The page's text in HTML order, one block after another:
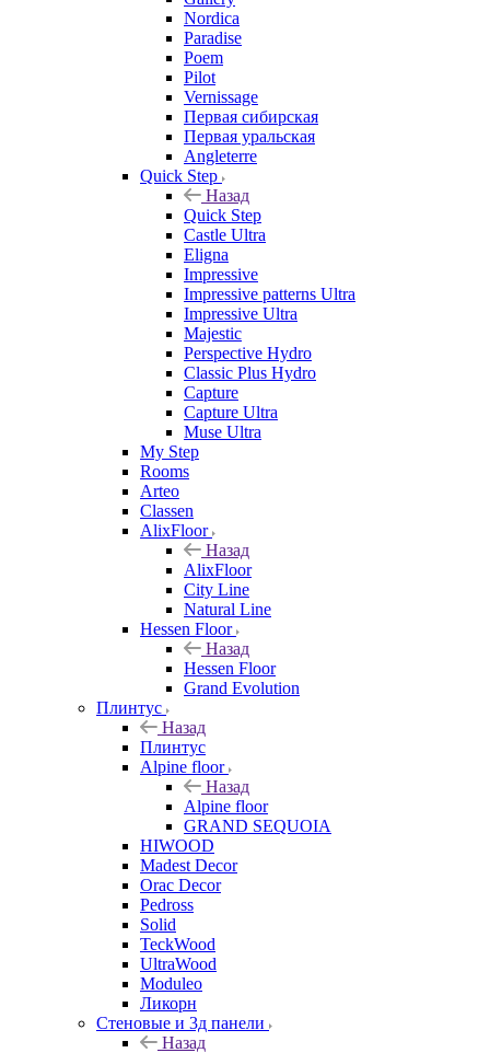
Nordica
Paradise
Poem
Pilot
Vernissage
Первая сибирская
Первая уральская
Angleterre
Quick Step
Назад
Quick Step
Castle Ultra
Eligna
Impressive
Impressive patterns Ultra
Impressive Ultra
Majestic
Perspective Hydro
Classic Plus Hydro
Capture
Capture Ultra
Muse Ultra
My Step
Rooms
Arteo
Classen
AlixFloor
Назад
AlixFloor
City Line
Natural Line
Hessen Floor
Назад
Hessen Floor
Grand Evolution
Плинтус
Назад
Плинтус
Alpine floor
Назад
Alpine floor
GRAND SEQUOIA
HIWOOD
Madest Decor
Orac Decor
Pedross
Solid
TeckWood
UltraWood
Moduleo
Ликорн
Стеновые и 3д панели
Назад